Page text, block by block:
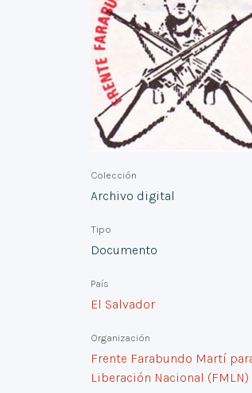
Colección
Archivo digital
Tipo
Documento
País
El Salvador
Organización
Frente Farabundo Martí
Liberación Nacional (FMLN)